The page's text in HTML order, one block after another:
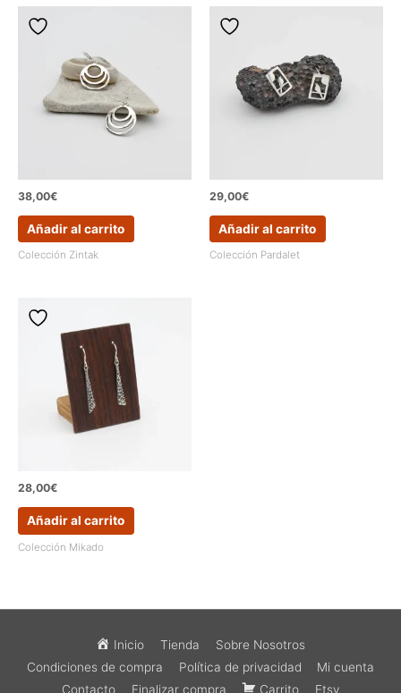
38,00€
Añadir al carrito
Colección Zintak
29,00€
Añadir al carrito
Colección Pardalet
28,00€
Añadir al carrito
Colección Mikado
Inicio Tienda
Sobre Nosotros
Condiciones de compra
Política de privacidad
Mi cuenta
Contacto
Finalizar compra Carrito Etsy